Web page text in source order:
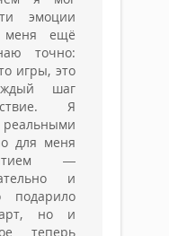
эмоции
меня ещё
точно:
игры, это
шаг
Я
для меня
—
и
подарило
но и
теперь